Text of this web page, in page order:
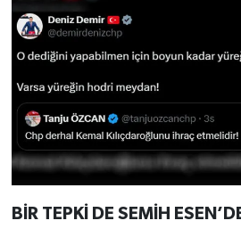
BİR TEPKİ DE SEMİH